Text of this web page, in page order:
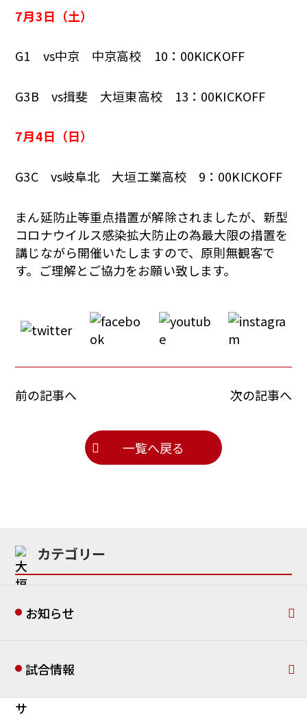
7月3日（土）
G1 vs中京 中京高校 10：00KICKOFF
G3B vs揖斐 大垣東高校 13：00KICKOFF
7月4日（日）
G3C vs岐阜北 大垣工業高校 9：00KICKOFF
まん延防止等重点措置が解除されましたが、新型
コロナウイルス感染拡大防止の為最大限の措置を
講じながら開催いたしますので、原則無観客で
す。ご理解とご協力をお願い致します。
前の記事へ
一覧へ戻る
次の記事へ
カテゴリー
お知らせ
試合情報